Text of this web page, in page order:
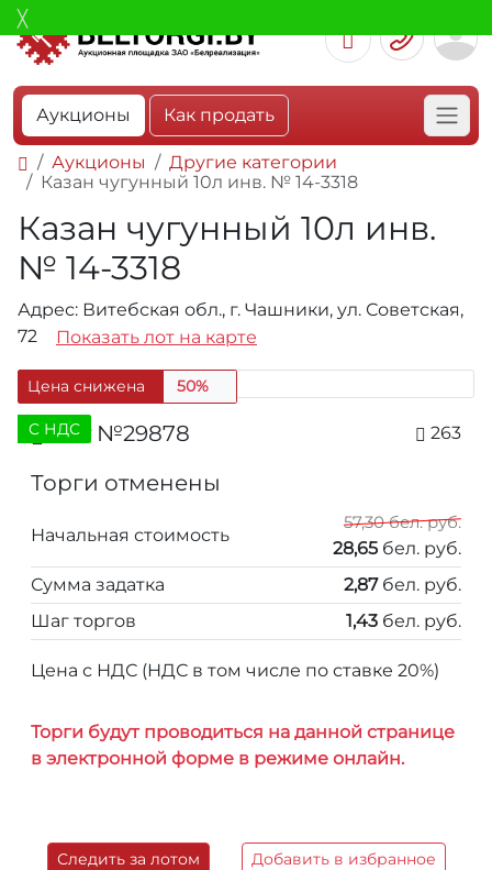
Аукционы Как продать
Аукционы
Другие категории
Казан чугунный 10л инв. № 14-3318
Казан чугунный 10л инв.
№ 14-3318
Адрес: Витебская обл., г. Чашники, ул. Советская,
72
Показать лот на карте
Цена снижена 50%
C НДС
Лот №29878 263
Торги отменены
Начальная стоимость
57,30 бел. руб.
28,65 бел. руб.
Сумма задатка
2,87бел. руб.
Шаг торгов
1,43 бел. руб.
Цена с НДС (НДС в том числе по ставке 20%)
Торги будут проводиться на данной странице
в электронной форме в режиме онлайн.
Следить за лотом Добавить в избранное